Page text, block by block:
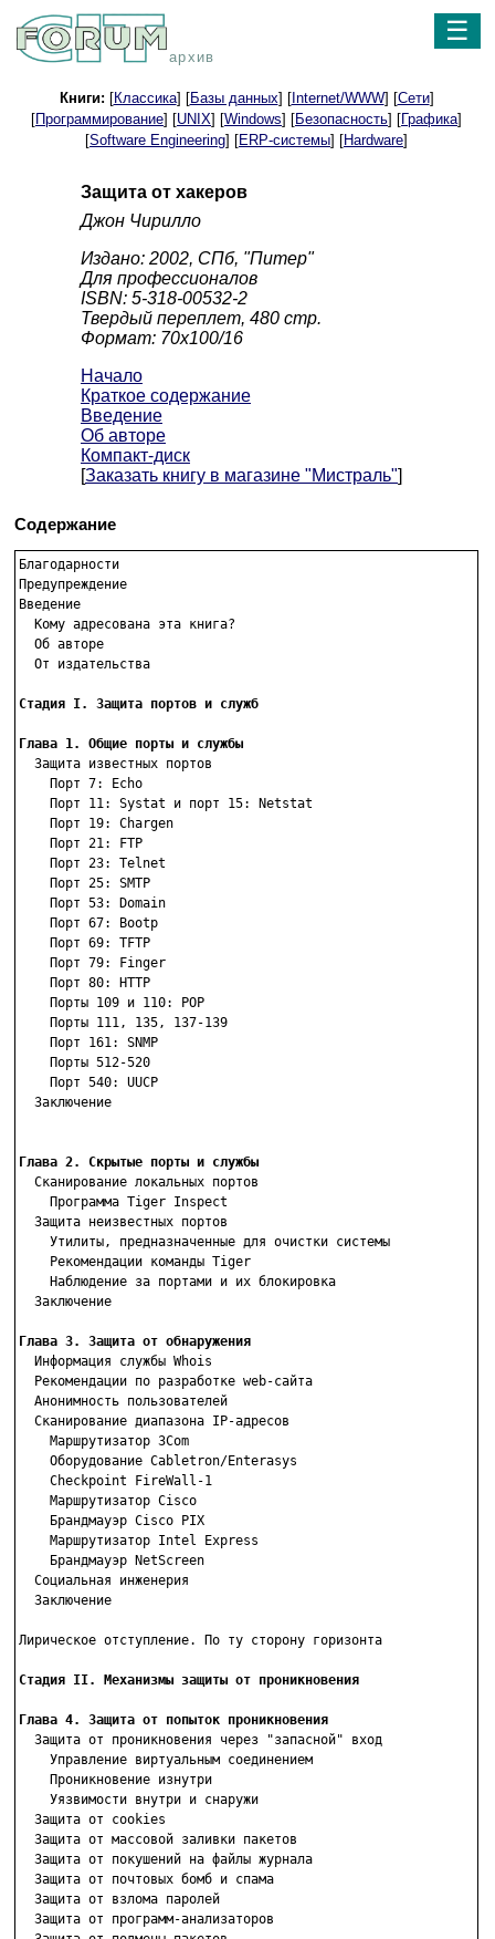
архив
☰
Книги: [Классика] [Базы данных] [Internet/WWW] [Сети]
[Программирование] [UNIX] [Windows] [Безопасность] [Графика]
[Software Engineering] [ERP-системы] [Hardware]
Защита от хакеров
Джон Чирилло
Издано: 2002, СПб, "Питер"
Для профессионалов
ISBN: 5-318-00532-2
Твердый переплет, 480 стр.
Формат: 70x100/16
Начало
Краткое содержание
Введение
Об авторе
Компакт-диск
[Заказать книгу в магазине "Мистраль"]
Содержание
Благодарности
Предупреждение
Введение
  Кому адресована эта книга?
  Об авторе
  От издательства
Стадия I. Защита портов и служб
Глава 1. Общие порты и службы
Защита известных портов
    Порт 7: Echo
    Порт 11: Systat и порт 15: Netstat
    Порт 19: Chargen
    Порт 21: FTP
    Порт 23: Telnet
    Порт 25: SMTP
    Порт 53: Domain
    Порт 67: Bootp
    Порт 69: TFTP
    Порт 79: Finger
    Порт 80: HTTP
    Порты 109 и 110: POP
    Порты 111, 135, 137-139
    Порт 161: SNMP
    Порты 512-520
    Порт 540: UUCP
  Заключение
Глава 2. Скрытые порты и службы
Сканирование локальных портов
    Программа Tiger Inspect
  Защита неизвестных портов
    Утилиты, предназначенные для очистки системы
    Рекомендации команды Tiger
    Наблюдение за портами и их блокировка
  Заключение
Глава 3. Защита от обнаружения
Информация службы Whois
  Рекомендации по разработке web-сайта
  Анонимность пользователей
  Сканирование диапазона IP-адресов
    Маршрутизатор 3Com
    Оборудование Cabletron/Enterasys
    Checkpoint FireWall-1
    Маршрутизатор Cisco
    Брандмауэр Cisco PIX
    Маршрутизатор Intel Express
    Брандмауэр NetScreen
  Социальная инженерия
  Заключение
Лирическое отступление. По ту сторону горизонта
Стадия II. Механизмы защиты от проникновения
Глава 4. Защита от попыток проникновения
Защита от проникновения через "запасной" вход
    Управление виртуальным соединением
    Проникновение изнутри
    Уязвимости внутри и снаружи
  Защита от cookies
  Защита от массовой заливки пакетов
  Защита от покушений на файлы журнала
  Защита от почтовых бомб и спама
  Защита от взлома паролей
  Защита от программ-анализаторов